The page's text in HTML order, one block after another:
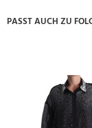
PASST AUCH ZU